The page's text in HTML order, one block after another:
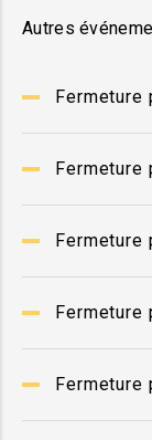
Autres
Fermeture
Fermeture
Fermeture
Fermeture
Fermeture